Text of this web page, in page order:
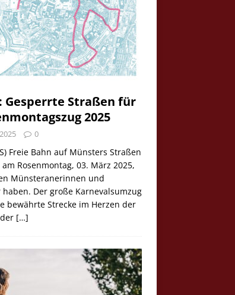
Gesperrte Straßen für
2025
0
Freie Bahn auf Münsters Straßen
Rosenmontag, 03. März 2025,
Münsteranerinnen und
Der große Karnevalsumzug
bewährte Strecke im Herzen der
[…]